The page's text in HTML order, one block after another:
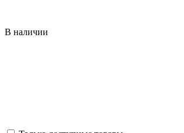
В наличии